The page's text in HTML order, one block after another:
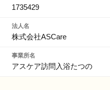
1735429
法人名
株式会社ASCare
事業所名
アスケア訪問入浴たつの